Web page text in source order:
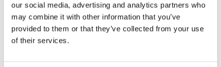
our social media, advertising and analytics partners who
may combine it with other information that you’ve
provided to them or that they’ve collected from your use
of their services.